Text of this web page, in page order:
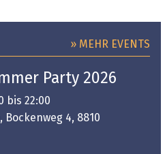
» MEHR EVENTS
Party 2026
bis 22:00
4, 8810